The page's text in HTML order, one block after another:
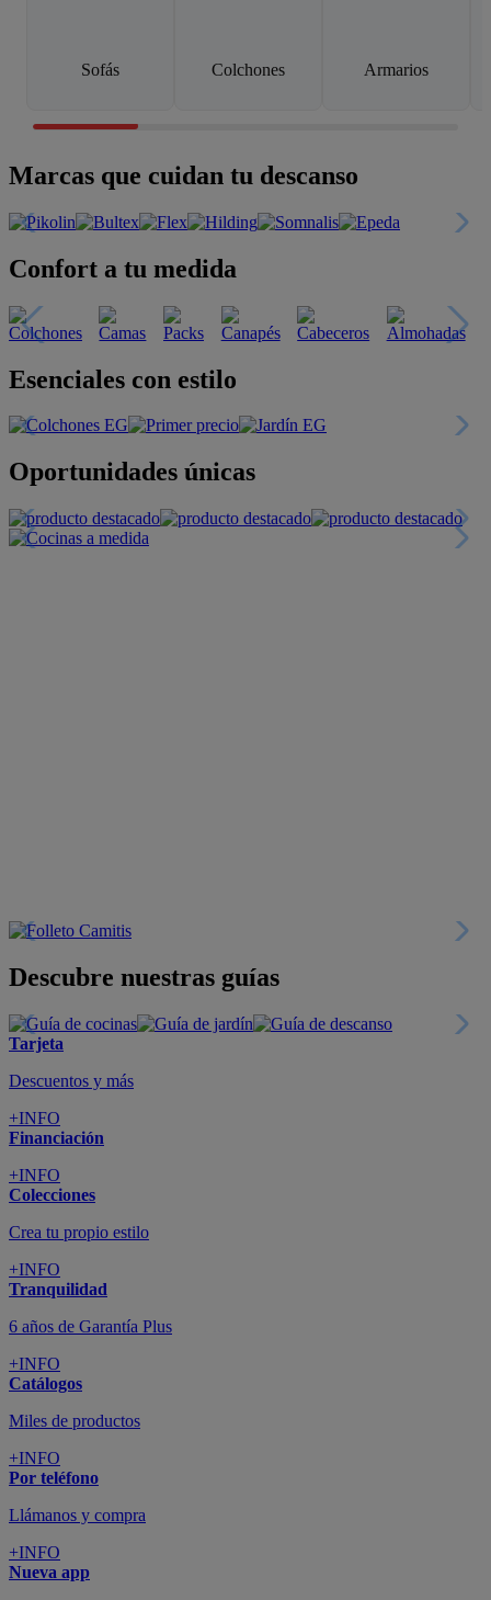
Sofás Colchones Armarios
Marcas que cuidan tu descanso
Confort a tu medida
Esenciales con estilo
Oportunidades únicas
Descubre nuestras guías
Tarjeta
Descuentos y más
+INFO
Financiación
+INFO
Colecciones
Crea tu propio estilo
+INFO
Tranquilidad
6 años de Garantía Plus
+INFO
Catálogos
Miles de productos
+INFO
Por teléfono
Llámanos y compra
+INFO
Nueva app